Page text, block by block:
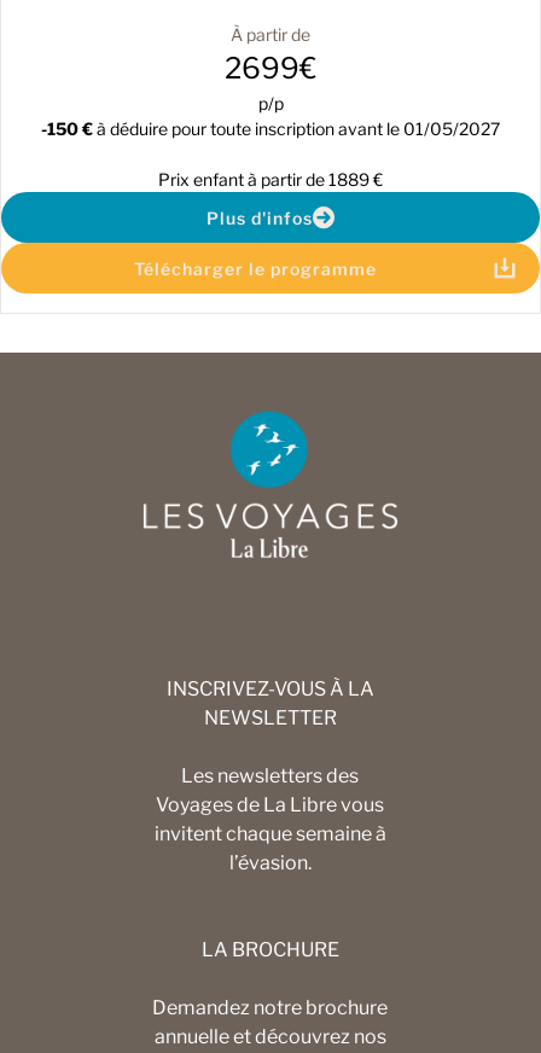
À partir de
2699€
p/p
-150 €à déduire pour toute inscription avant le 01/05/2027
Prix enfant à partir de 1889 €
Plus d'infos
Télécharger le programme
INSCRIVEZ-VOUS À LA
NEWSLETTER
Les newsletters des
Voyages de La Libre vous
invitent chaque semaine à
l’évasion.
LA BROCHURE
Demandez notre brochure
annuelle et découvrez nos